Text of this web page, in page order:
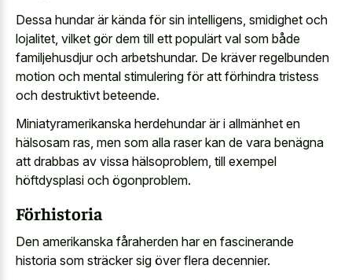
Dessa hundar är kända för sin intelligens, smidighet och
lojalitet, vilket gör dem till ett populärt val som både
familjehusdjur och arbetshundar. De kräver regelbunden
motion och mental stimulering för att förhindra tristess
och destruktivt beteende.
Miniatyramerikanska herdehundar är i allmänhet en
hälsosam ras, men som alla raser kan de vara benägna
att drabbas av vissa hälsoproblem, till exempel
höftdysplasi och ögonproblem.
Förhistoria
Den amerikanska fåraherden har en fascinerande
historia som sträcker sig över flera decennier.